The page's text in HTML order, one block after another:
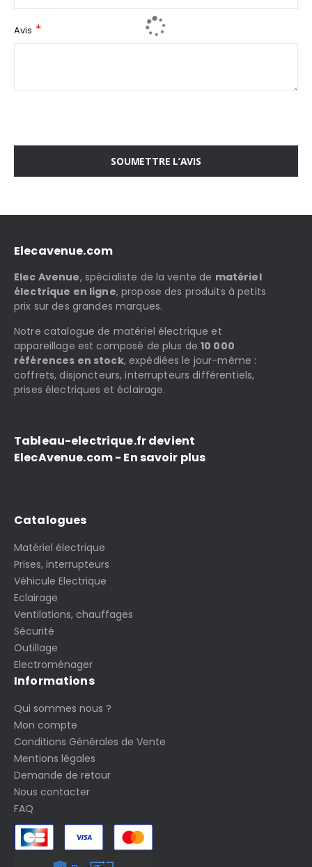
Avis
SOUMETTRE L’AVIS
Elecavenue.com
Elec Avenue, spécialiste de la vente de matériel
électrique en ligne, propose des produits à petits
prix sur des grandes marques.
Notre catalogue de matériel électrique et
appareillage est composé de plus de10 000
références en stock, expédiées le jour-même :
coffrets, disjoncteurs, interrupteurs différentiels,
prises électriques et éclairage.
Tableau-electrique.fr devient
ElecAvenue.com - En savoir plus
Catalogues
Matériel électrique
Prises, interrupteurs
Véhicule Electrique
Eclairage
Ventilations, chauffages
Sécurité
Outillage
Electroménager
Informations
Qui sommes nous ?
Mon compte
Conditions Générales de Vente
Mentions légales
Demande de retour
Nous contacter
FAQ